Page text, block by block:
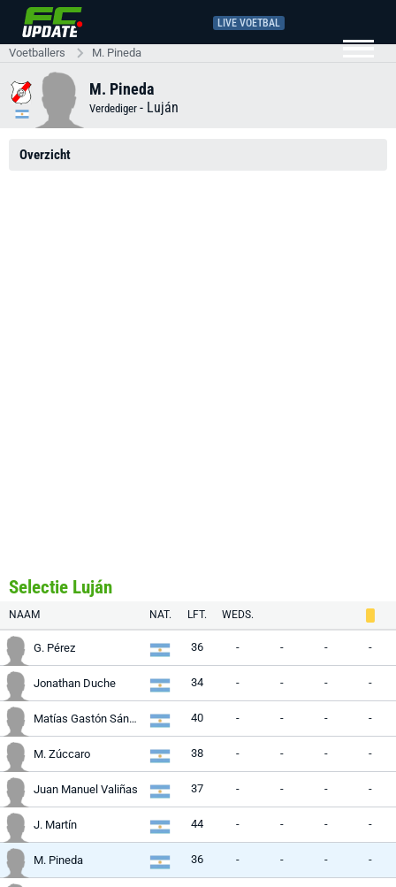
LIVE VOETBAL
Voetballers M. Pineda
M. Pineda
Verdediger - Luján
Overzicht
Selectie Luján
NAAM NAT. LFT. WEDS.
G. Pérez 36 - - - -
Jonathan Duche 34 - - - -
Matías Gastón Sánchez 40 - - - -
M. Zúccaro 38 - - - -
Juan Manuel Valiñas 37 - - - -
J. Martín 44 - - - -
M. Pineda 36 - - - -